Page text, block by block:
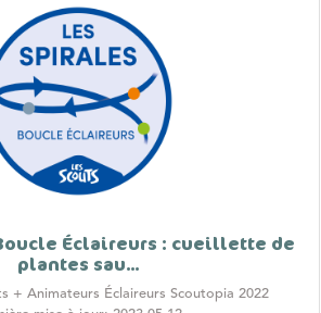
plantes sau...
+ Animateurs Éclaireurs Scoutopia 2022
Éclaireurs Boucle LABO : cueillette